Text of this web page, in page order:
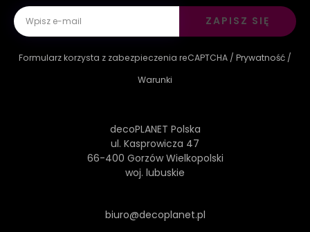
ZAPISZ SIĘ
Formularz korzysta z zabezpieczenia reCAPTCHA / Prywatność /
Warunki
decoPLANET Polska
ul. Kasprowicza 47
66-400 Gorzów Wielkopolski
woj. lubuskie
biuro@decoplanet.pl